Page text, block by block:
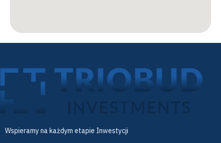
Wspieramy na każdym etapie Inwestycji